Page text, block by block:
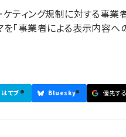
ティング規制に対する事業
「事業者による表示内容へ
はてブ Bluesky 優先す
参加登録はこちら↑